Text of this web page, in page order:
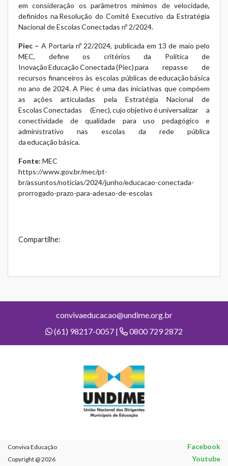
em consideração os parâmetros mínimos de velocidade,
definidos na Resolução do Comitê Executivo da Estratégia
Nacional de Escolas Conectadas nº 2/2024.
Piec – A Portaria nº 22/2024, publicada em 13 de maio pelo
MEC, define os critérios da Política de
Inovação Educação Conectada (Piec) para repasse de
recursos financeiros às escolas públicas de educação básica
no ano de 2024. A Piec é uma das iniciativas que compõem
as ações articuladas pela Estratégia Nacional de
Escolas Conectadas (Enec), cujo objetivo é universalizar a
conectividade de qualidade para uso pedagógico e
administrativo nas escolas da rede pública
da educação básica.
Fonte: MEC
https://www.gov.br/mec/pt-
br/assuntos/noticias/2024/junho/educacao-conectada-
prorrogado-prazo-para-adesao-de-escolas
Compartilhe:
convivaeducacao@undime.org.br
(61) 98217-0057 |
0800 729 2872
Conviva Educação Facebook
Copyright @ 2026 Youtube